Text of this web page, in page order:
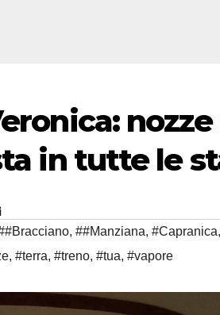
in tutte le
, ##Manziana, #Capranica,
, #terra, #treno, #tua, #vapore